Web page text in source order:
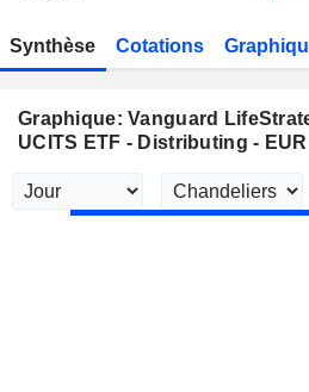
Synthèse Cotations
Graphique: Vanguard
UCITS ETF - Distributing - EUR